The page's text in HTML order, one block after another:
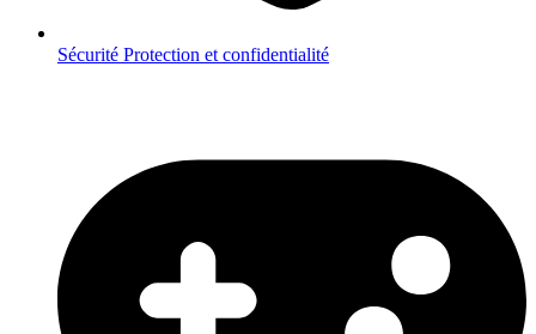
Sécurité Protection et confidentialité